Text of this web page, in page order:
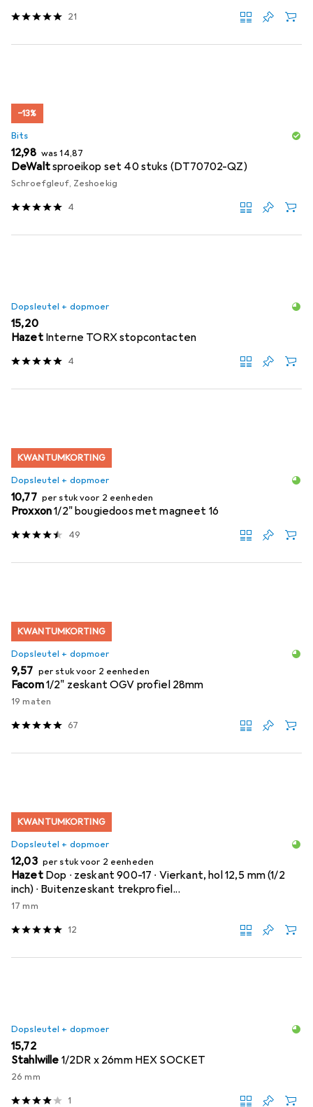
21
−13%
Bits
EUR
12,98 wasEUR
14,87
DeWaltsproeikop set 40 stuks (DT70702-QZ)
Schroefgleuf, Zeshoekig
4
Dopsleutel + dopmoer
EUR
15,20
Hazet Interne TORX stopcontacten
4
KWANTUMKORTING
Dopsleutel + dopmoer
EUR
10,77 per stuk voor 2 eenheden
Proxxon1/2" bougiedoos met magneet 16
49
KWANTUMKORTING
Dopsleutel + dopmoer
EUR
9,57 per stuk voor 2 eenheden
Facom1/2" zeskant OGV profiel 28mm
19 maten
67
KWANTUMKORTING
Dopsleutel + dopmoer
EUR
12,03 per stuk voor 2 eenheden
Hazet Dop ∙ zeskant 900-17 ∙ Vierkant, hol 12,5 mm (1/2
inch) ∙ Buitenzeskant trekprofiel...
17 mm
12
Dopsleutel + dopmoer
EUR
15,72
Stahlwille 1/2DR x 26mm HEX SOCKET
26 mm
1